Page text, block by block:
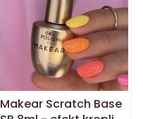
Makear Scratch Base